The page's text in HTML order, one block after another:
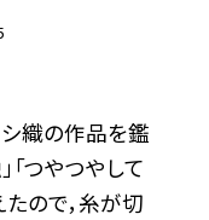
織の作品を鑑
「つやつやして
たので，糸が切